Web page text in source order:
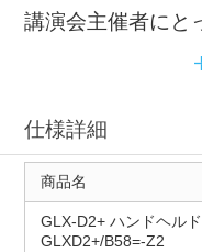
講演会主催者にと
仕様詳細
商品名
GLX-D2+ ハンドヘル
GLXD2+/B58=-Z2